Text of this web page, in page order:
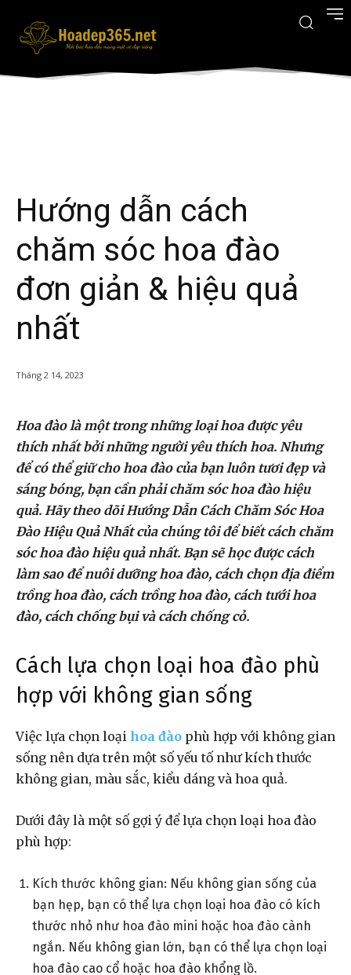
Hướng dẫn cách
chăm sóc hoa đào
đơn giản & hiệu quả
nhất
Tháng 2 14, 2023
Hoa đào là một trong những loại hoa được yêu
thích nhất bởi những người yêu thích hoa. Nhưng
để có thể giữ cho hoa đào của bạn luôn tươi đẹp và
sáng bóng, bạn cần phải chăm sóc hoa đào hiệu
quả. Hãy theo dõi Hướng Dẫn Cách Chăm Sóc Hoa
Đào Hiệu Quả Nhất của chúng tôi để biết cách chăm
sóc hoa đào hiệu quả nhất. Bạn sẽ học được cách
làm sao để nuôi dưỡng hoa đào, cách chọn địa điểm
trồng hoa đào, cách trồng hoa đào, cách tưới hoa
đào, cách chống bụi và cách chống cỏ.
Cách lựa chọn loại hoa đào phù
hợp với không gian sống
Việc lựa chọn loại hoa đào phù hợp với không gian
sống nên dựa trên một số yếu tố như kích thước
không gian, màu sắc, kiểu dáng và hoa quả.
Dưới đây là một số gợi ý để lựa chọn loại hoa đào
phù hợp:
Kích thước không gian: Nếu không gian sống của
bạn hẹp, bạn có thể lựa chọn loại hoa đào có kích
thước nhỏ như hoa đào mini hoặc hoa đào cành
ngắn. Nếu không gian lớn, bạn có thể lựa chọn loại
hoa đào cao cổ hoặc hoa đào khổng lồ.